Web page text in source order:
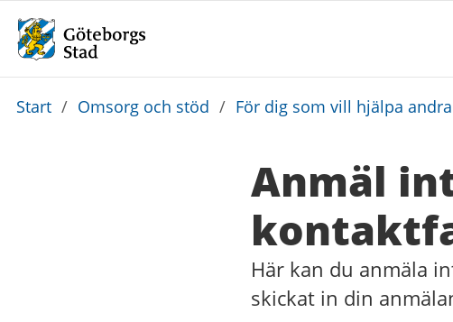
Du
Start / Omsorg och stöd / För dig som vill hjälpa andra
Anmäl
Här kan du anmäla
skickat in din